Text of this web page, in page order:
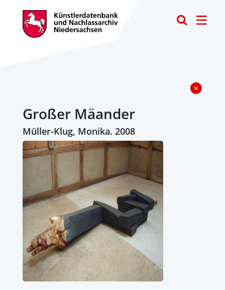
Großer Mäander
Müller-Klug, Monika. 2008